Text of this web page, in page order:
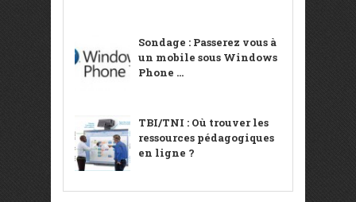
Sondage : Passerez vous à
un mobile sous Windows
Phone ...
TBI/TNI : Où trouver les
ressources pédagogiques
en ligne ?